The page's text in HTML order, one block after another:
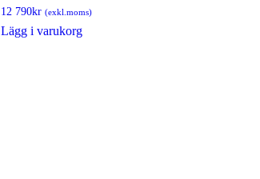
12 790kr (exkl.moms)
Lägg i varukorg